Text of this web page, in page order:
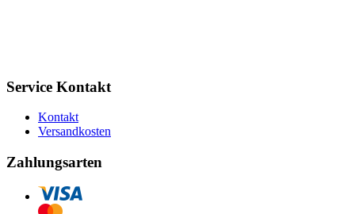
Service Kontakt
Kontakt
Versandkosten
Zahlungsarten